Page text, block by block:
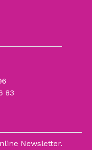
83
Newsletter.